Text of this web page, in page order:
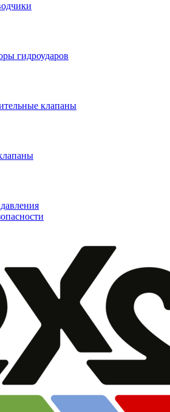
гидроударов
клапаны